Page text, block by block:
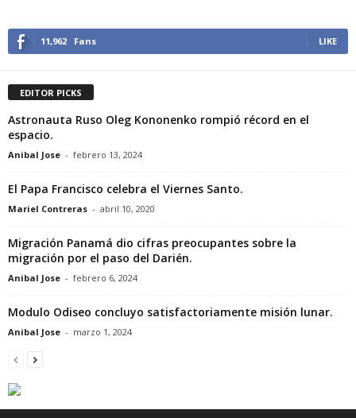
11,962 Fans LIKE
EDITOR PICKS
Astronauta Ruso Oleg Kononenko rompió récord en el
espacio.
Anibal Jose - febrero 13, 2024
El Papa Francisco celebra el Viernes Santo.
Mariel Contreras - abril 10, 2020
Migración Panamá dio cifras preocupantes sobre la
migración por el paso del Darién.
Anibal Jose - febrero 6, 2024
Modulo Odiseo concluyo satisfactoriamente misión lunar.
Anibal Jose - marzo 1, 2024